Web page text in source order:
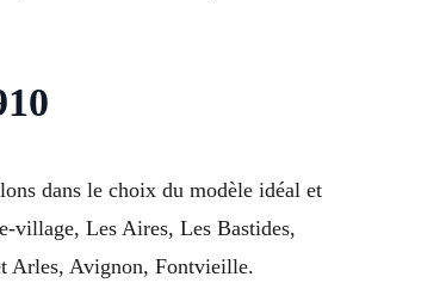
dans le choix du modèle idéal et
village, Les Aires, Les Bastides,
Arles, Avignon, Fontvieille.